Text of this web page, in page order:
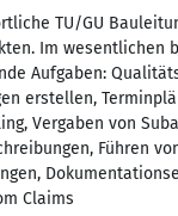
TU/GU
Im wesentlichen
Aufgaben:
erstellen,
Vergaben von
Führen
Claims